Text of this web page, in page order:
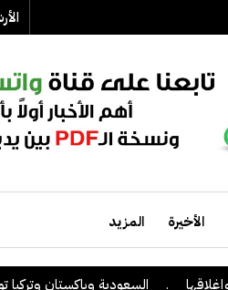
الأخيرة المزيد
. السعودية وباكستان وتركيا توقع